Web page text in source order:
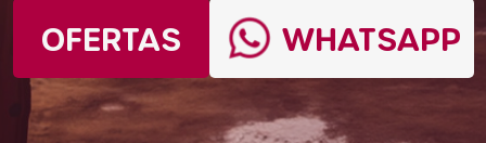
OFERTAS WHATSAPP